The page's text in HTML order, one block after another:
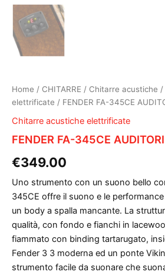
Home / CHITARRE / Chitarre acustiche /
elettrificate / FENDER FA-345CE
Chitarre acustiche elettrificate
FENDER FA-345CE
€349.00
Uno strumento con un suono bello
345CE offre il suono e le
un body a spalla mancante. La
qualità, con fondo e fianchi in
fiammato con binding tartarugato,
Fender 3 3 moderna ed un ponte
strumento facile da suonare che